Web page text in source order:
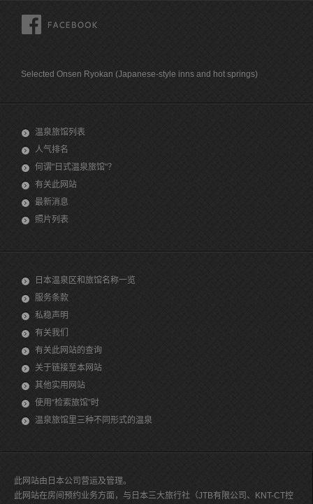
Selected Onsen Ryokan (Japanese-style inns and hot springs)
温泉旅馆列表
人气排名
何谓"日式温泉旅馆"？
有关此网站
最新消息
照片列表
日本温泉区和旅馆名称一览
服务条款
私稳声明
有关我们
有关此网站的查询
关于链接至本网站
其他实用网站
使用“检索旅馆”时
温泉旅馆里三种不同形式的温泉
此网站由日本公司营运及管理。
此网站在房间预约业务方面，与日本三大旅行社（JTB有限公司、KNT-CT控